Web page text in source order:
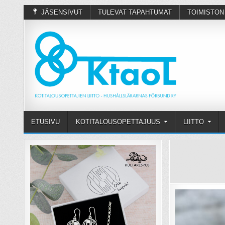
JÄSENSIVUT TULEVAT TAPAHTUMAT
ETUSIVU KOTITALOUSOPETTAJUUS LIITTO